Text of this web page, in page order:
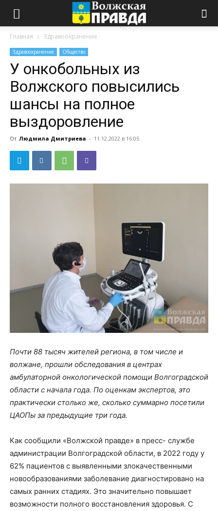
Главная Здравоохранение
Здравоохранение Общество
У онкобольных из
Волжского повысились
шансы на полное
выздоровление
От Людмила Дмитриева - 11.12.2022 в 16:05
Почти 88 тысяч жителей региона, в том числе и
волжане, прошли обследования в центрах
амбулаторной онкологической помощи Волгоградской
области с начала года. По оценкам экспертов, это
практически столько же, сколько суммарно посетили
ЦАОПы за предыдущие три года.
Как сообщили «Волжской правде» в пресс- службе
администрации Волгоградской области, в 2022 году у
62% пациентов с выявленными злокачественными
новообразованиями заболевание диагностировано на
самых ранних стадиях. Это значительно повышает
возможности полного восстановления здоровья. С